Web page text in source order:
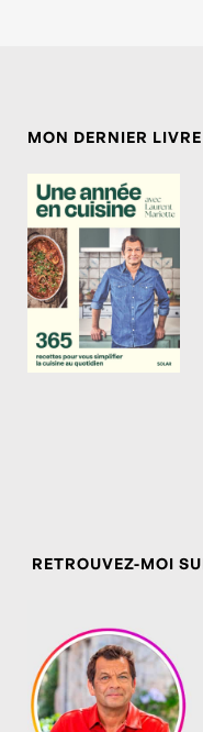
MON DERNIER LIVRE
RETROUVEZ-MOI